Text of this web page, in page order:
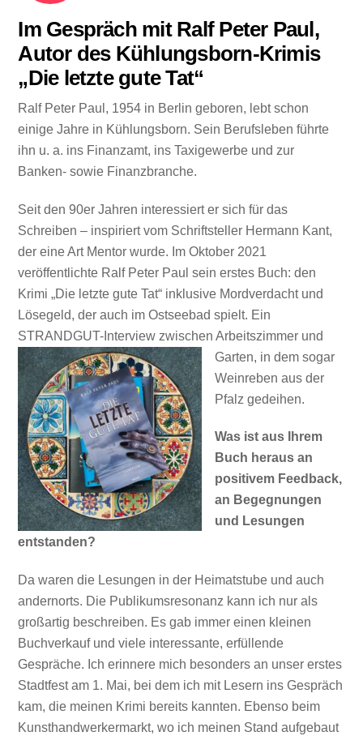
Im Gespräch mit Ralf Peter Paul,
Autor des Kühlungsborn-Krimis
„Die letzte gute Tat“
Ralf Peter Paul, 1954 in Berlin geboren, lebt schon
einige Jahre in Kühlungsborn. Sein Berufsleben führte
ihn u. a. ins Finanzamt, ins Taxigewerbe und zur
Banken- sowie Finanzbranche.
Seit den 90er Jahren interessiert er sich für das
Schreiben – inspiriert vom Schriftsteller Hermann Kant,
der eine Art Mentor wurde. Im Oktober 2021
veröffentlichte Ralf Peter Paul sein erstes Buch: den
Krimi „Die letzte gute Tat“ inklusive Mordverdacht und
Lösegeld, der auch im Ostseebad spielt. Ein
STRANDGUT-Interview zwischen Arbeitszimmer und
Garten, in demsogar
Weinreben aus der
Pfalz gedeihen.
Was ist aus Ihrem
Buch heraus an
positivem Feedback,
an Begegnungen
und Lesungen
entstanden?
Da waren die Lesungen in der Heimatstube und auch
andernorts. Die Publikumsresonanz kann ich nur als
großartig beschreiben. Es gab immer einen kleinen
Buchverkauf und viele interessante, erfüllende
Gespräche. Ich erinnere mich besonders an unser erstes
Stadtfest am 1. Mai, bei dem ich mit Lesern ins Gespräch
kam, die meinen Krimi bereits kannten. Ebenso beim
Kunsthandwerkermarkt, wo ich meinen Stand aufgebaut